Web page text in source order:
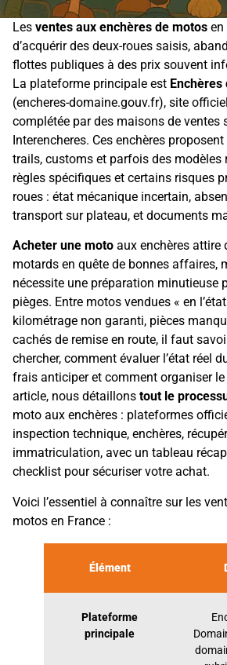
Les ventes aux enchères de motos en
d’acquérir des deux-roues saisis,
flottes publiques à des prix souvent
La plateforme principale est Enchères
(encheres-domaine.gouv.fr), site
complétée par des maisons de ventes
Interencheres. Ces enchères
trails, customs et parfois des modèles
règles spécifiques et certains risques
roues : état mécanique incertain,
transport sur plateau, et documents
Acheter une moto aux enchères attire
motards en quête de bonnes affaires,
nécessite une préparation minutieuse
pièges. Entre motos vendues « en
kilométrage non garanti, pièces
cachés de remise en route, il faut
chercher, comment évaluer l’état réel
frais anticiper et comment organiser
article, nous détaillons tout le
moto aux enchères : plateformes
inspection technique, enchères,
immatriculation, avec un tableau
checklist pour sécuriser votre achat.
Voici l’essentiel à connaître sur les
motos en France :
Élément
Plateforme
principale